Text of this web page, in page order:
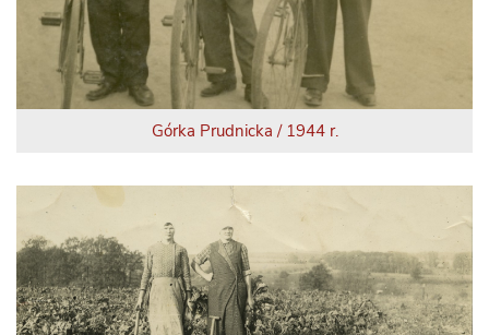
Górka Prudnicka / 1944 r.